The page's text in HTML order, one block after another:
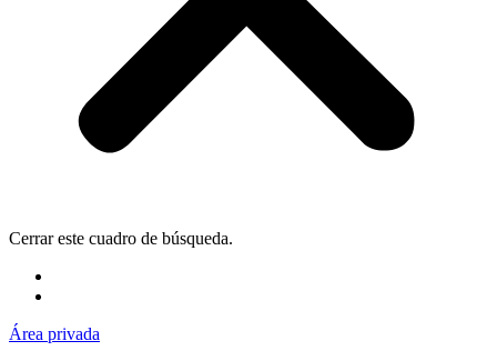
Cerrar este cuadro de búsqueda.
Área privada